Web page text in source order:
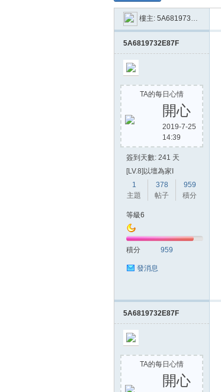
方
» ›
樓主: 5A6819732E87F
5A6819732E87F
TA的每日心情
開心
2019-7-25
14:39
簽到天數: 241 天
[LV.8]以壇為家I
1
主題
378
帖子
959
積分
等級6
積分 959
發消息
5A6819732E87F
TA的每日心情
開心